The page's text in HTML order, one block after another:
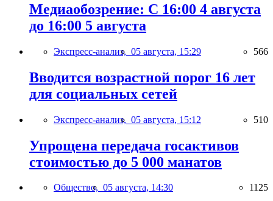
Медиаобозрение: С 16:00 4 августа
до 16:00 5 августа
Экспресс-анализ, 05 августа, 15:29 566
Вводится возрастной порог 16 лет
для социальных сетей
Экспресс-анализ, 05 августа, 15:12 510
Упрощена передача госактивов
стоимостью до 5 000 манатов
Общество, 05 августа, 14:30 1125